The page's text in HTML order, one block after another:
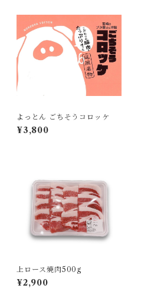
よっとん ごちそうコロッケ
¥3,800
上ロース焼肉500g
¥2,900